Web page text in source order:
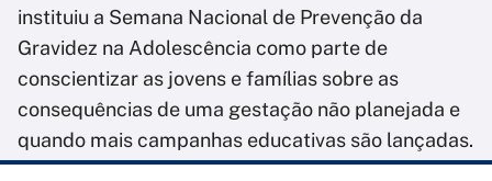
instituiu a Semana Nacional de Prevenção da
Gravidez na Adolescência como parte de
conscientizar as jovens e famílias sobre as
consequências de uma gestação não planejada e
quando mais campanhas educativas são lançadas.